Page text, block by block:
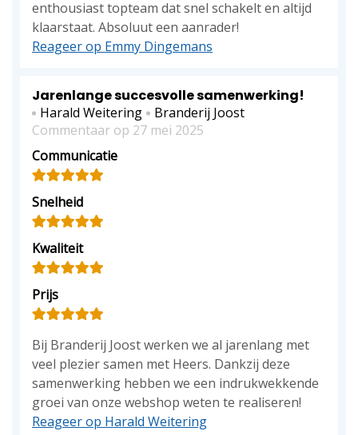
enthousiast topteam dat snel schakelt en altijd
klaarstaat. Absoluut een aanrader!
Reageer op Emmy Dingemans
Jarenlange succesvolle samenwerking!
Harald Weitering
Branderij Joost
Commentaar op 27 mei 2025
Communicatie
Snelheid
Kwaliteit
Prijs
Bij Branderij Joost werken we al jarenlang met
veel plezier samen met Heers. Dankzij deze
samenwerking hebben we een indrukwekkende
groei van onze webshop weten te realiseren!
Reageer op Harald Weitering